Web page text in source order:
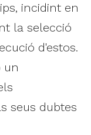
incidint en
la selecció
d'estos.
un
seus dubtes